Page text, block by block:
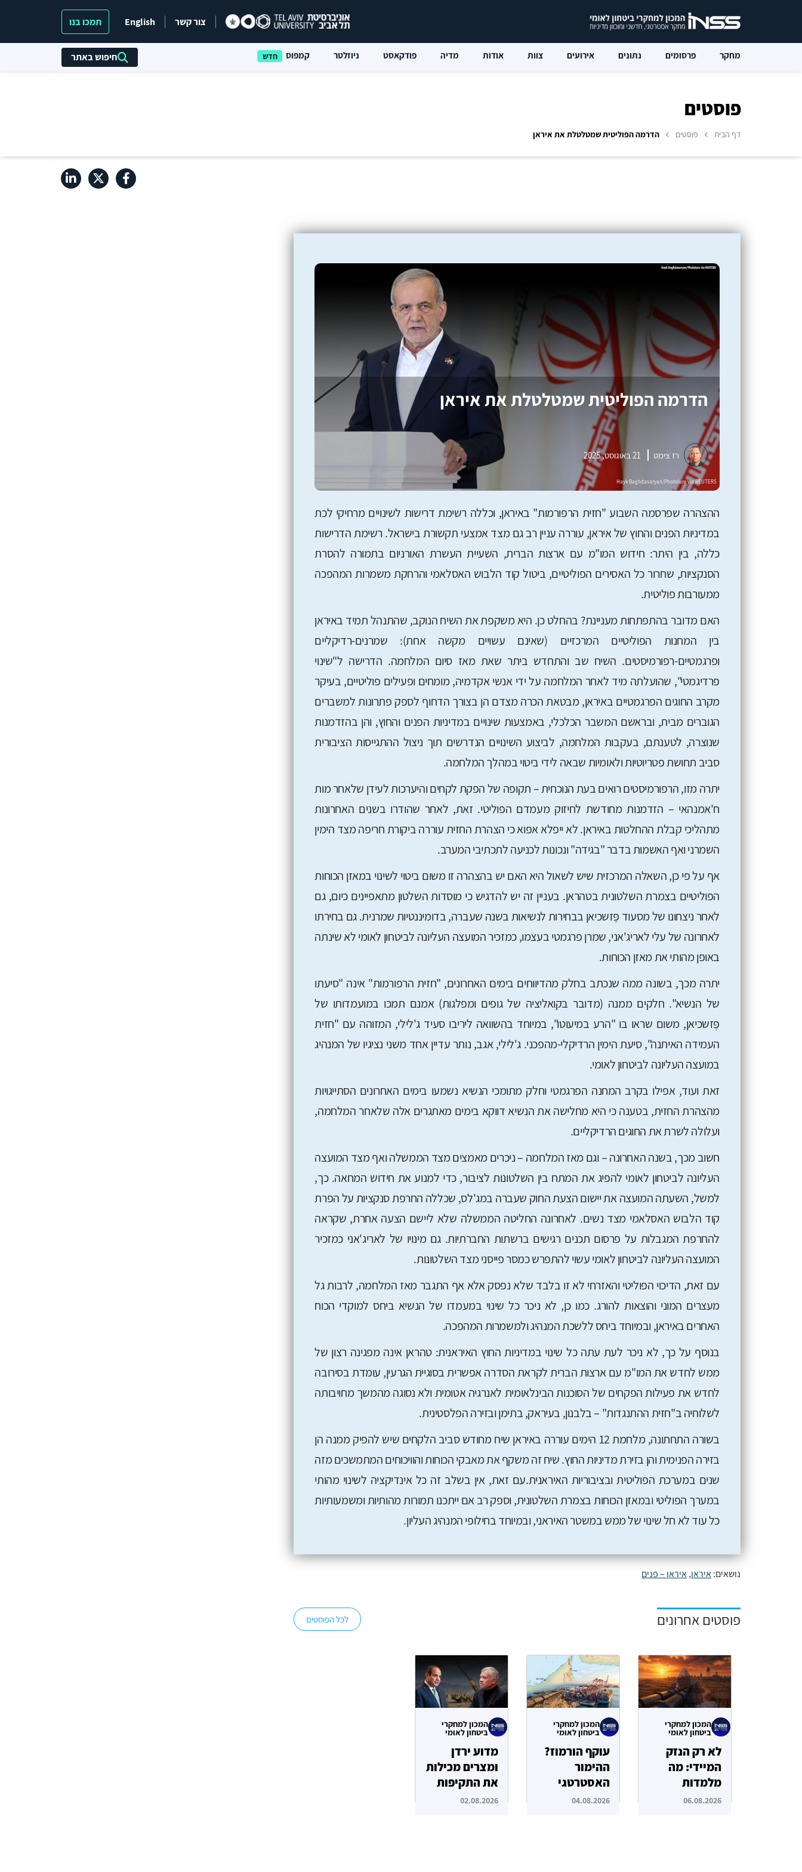
צור קשר English תמכו בנו
מחקר פרסומים נתונים אירועים צוות אודות מדיה פודקאסט ניוזלטר קמפוס חיפוש באתר
פוסטים
דף הבית פוסטים הדרמה הפוליטית שמטלטלת את איראן
הדרמה הפוליטית שמטלטלת את איראן
רז צימט 21 באוגוסט, 2025
ההצהרה שפרסמה השבוע "חזית הרפורמות" באיראן, וכללה רשימת דרישות לשינויים מרחיקי לכת
במדיניות הפנים והחוץ של איראן, עוררה עניין רב גם מצד אמצעי תקשורת בישראל. רשימת הדרישות
כללה, בין היתר: חידוש המו"מ עם ארצות הברית, השעיית העשרת האורניום בתמורה להסרת
הסנקציות, שחרור כל האסירים הפוליטיים, ביטול קוד הלבוש האסלאמי והרחקת משמרות המהפכה
ממעורבות פוליטית.
האם מדובר בהתפתחות מעניינת? בהחלט כן. היא משקפת את השיח הנוקב, שהתנהל תמיד באיראן
בין המחנות הפוליטיים המרכזיים (שאינם עשויים מקשה אחת): שמרנים-רדיקליים
ופרגמטיים-רפורמיסטים. השיח שב והתחדש ביתר שאת מאז סיום המלחמה. הדרישה ל"שינוי
פרדיגמטי", שהועלתה מיד לאחר המלחמה על ידי אנשי אקדמיה, מומחים ופעילים פוליטיים, בעיקר
מקרב החוגים הפרגמטיים באיראן, מבטאת הכרה מצדם הן בצורך הדחוף לספק פתרונות למשברים
הגוברים מבית, ובראשם המשבר הכלכלי, באמצעות שינויים במדיניות הפנים והחוץ, והן בהזדמנות
שנוצרה, לטענתם, בעקבות המלחמה, לביצוע השינויים הנדרשים תוך ניצול ההתגייסות הציבורית
סביב תחושת פטריוטיות ולאומיות שבאה לידי ביטוי במהלך המלחמה.
יתרה מזו, הרפורמיסטים רואים בעת הנוכחית – תקופה של הפקת לקחים והיערכות לעידן שלאחר מות
ח'אמנהאי – הזדמנות מחודשת לחיזוק מעמדם הפוליטי. זאת, לאחר שהודרו בשנים האחרונות
מתהליכי קבלת ההחלטות באיראן. לא ייפלא אפוא כי הצהרת החזית עוררה ביקורת חריפה מצד הימין
השמרני ואף האשמות בדבר "בגידה" ונכונות לכניעה לתכתיבי המערב.
אף על פי כן, השאלה המרכזית שיש לשאול היא האם יש בהצהרה זו משום ביטוי לשינוי במאזן הכוחות
הפוליטיים בצמרת השלטונית בטהראן. בעניין זה יש להדגיש כי מוסדות השלטון מתאפיינים כיום, גם
לאחר ניצחונו של מסעוד פֶּזשכיאן בבחירות לנשיאות בשנה שעברה, בדומיננטיות שמרנית. גם בחירתו
לאחרונה של עלי לאריג'אני, שמרן פרגמטי בעצמו, כמזכיר המועצה העליונה לביטחון לאומי לא שינתה
באופן מהותי את מאזן הכוחות.
יתרה מכך, בשונה ממה שנכתב בחלק מהדיווחים בימים האחרונים, "חזית הרפורמות" אינה "סיעתו
של הנשיא". חלקים ממנה (מדובר בקואליציה של גופים ומפלגות) אמנם תמכו במועמדותו של
פֶּזשכיאן, משום שראו בו "הרע במיעוטו", במיוחד בהשוואה ליריבו סעיד ג'לילי, המזוהה עם "חזית
העמידה האיתנה", סיעת הימין הרדיקלי-מהפכני. ג'לילי, אגב, נותר עדיין אחד משני נציגיו של המנהיג
במועצה העליונה לביטחון לאומי.
זאת ועוד, אפילו בקרב המחנה הפרגמטי וחלק מתומכי הנשיא נשמעו בימים האחרונים הסתייגויות
מהצהרת החזית, בטענה כי היא מחלישה את הנשיא דווקא בימים מאתגרים אלה שלאחר המלחמה,
ועלולה לשרת את החוגים הרדיקליים.
חשוב מכך, בשנה האחרונה – וגם מאז המלחמה – ניכרים מאמצים מצד הממשלה ואף מצד המועצה
העליונה לביטחון לאומי להפיג את המתח בין השלטונות לציבור, כדי למנוע את חידוש המחאה. כך,
למשל, השעתה המועצה את יישום הצעת החוק שעברה במג'לס, שכללה החרפת סנקציות על הפרת
קוד הלבוש האסלאמי מצד נשים. לאחרונה החליטה הממשלה שלא ליישם הצעה אחרת, שקראה
להחרפת המגבלות על פרסום תכנים רגישים ברשתות החברתיות. גם מינויו של לאריג'אני כמזכיר
המועצה העליונה לביטחון לאומי עשוי להתפרש כמסר פייסני מצד השלטונות.
עם זאת, הדיכוי הפוליטי והאזרחי לא זו בלבד שלא נפסק אלא אף התגבר מאז המלחמה, לרבות גל
מעצרים המוני והוצאות להורג. כמו כן, לא ניכר כל שינוי במעמדו של הנשיא ביחס למוקדי הכוח
האחרים באיראן, ובמיוחד ביחס ללשכת המנהיג ולמשמרות המהפכה.
בנוסף על כך, לא ניכר לעת עתה כל שינוי במדיניות החוץ האיראנית: טהראן אינה מפגינה רצון של
ממש לחדש את המו"מ עם ארצות הברית לקראת הסדרה אפשרית בסוגיית הגרעין, עומדת בסירובה
לחדש את פעילות הפקחים של הסוכנות הבינלאומית לאנרגיה אטומית ולא נסוגה מהמשך מחויבותה
לשלוחיה ב"חזית ההתנגדות" – בלבנון, בעיראק, בתימן ובזירה הפלסטינית.
בשורה התחתונה, מלחמת 12 הימים עוררה באיראן שיח מחודש סביב הלקחים שיש להפיק ממנה הן
בזירה הפנימית והן בזירת מדיניות החוץ. שיח זה משקף את מאבקי הכוחות והוויכוחים המתמשכים מזה
שנים במערכת הפוליטית ובציבוריות האיראנית.עם זאת, אין בשלב זה כל אינדיקציה לשינוי מהותי
במערך הפוליטי ובמאזן הכוחות בצמרת השלטונית, וספק רב אם ייתכנו תמורות מהותיות ומשמעותיות
כל עוד לא חל שינוי של ממש במשטר האיראני, ובמיוחד בחילופי המנהיג העליון.
נושאים:איראן,איראן – פנים
פוסטים אחרונים לכל הפוסטים
המכון למחקרי
ביטחון לאומי
לא רק הנזק
המיידי: מה
מלמדות
תקיפות הסייבר
06.08.2026
המכון למחקרי
ביטחון לאומי
עוקף הורמוז?
ההימור
האסטרטגי
הבעייתי של
04.08.2026
המכון למחקרי
ביטחון לאומי
מדוע ירדן
ומצרים מכילות
את התקיפות
האיראניות
02.08.2026